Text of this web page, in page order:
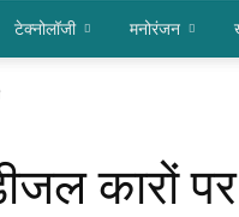
टेक्नोलॉजी मनोरंजन
कारों